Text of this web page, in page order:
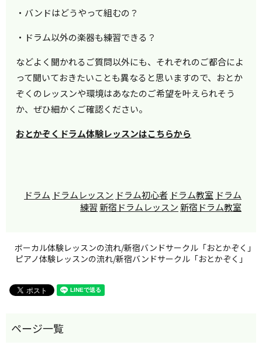
・バンドはどうやって組むの？
・ドラム以外の楽器も練習できる？
などよく聞かれるご質問以外にも、それぞれのご都合によ
って聞いておきたいことも異なると思いますので、おとか
ぞくのレッスンや環境はあなたのご希望を叶えられそう
か、ぜひ細かくご確認ください。
おとかぞくドラム体験レッスンはこちらから
ドラム ドラムレッスン ドラム初心者 ドラム教室 ドラム
練習 新宿ドラムレッスン 新宿ドラム教室
ボーカル体験レッスンの流れ/新宿バンドサークル「おとかぞく」
ピアノ体験レッスンの流れ/新宿バンドサークル「おとかぞく」